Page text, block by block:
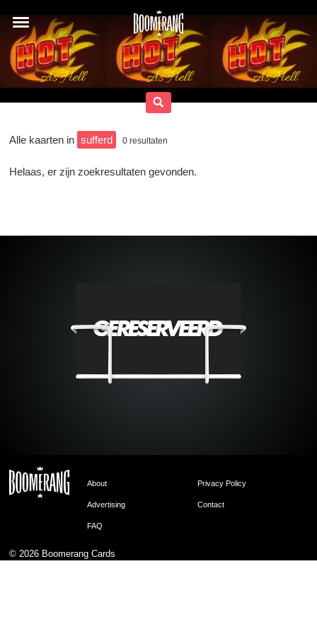
Alle kaarten in sufferd 0 resultaten
Helaas, er zijn zoekresultaten gevonden.
About Privacy Policy
Advertising Contact
FAQ
© 2026 Boomerang Cards